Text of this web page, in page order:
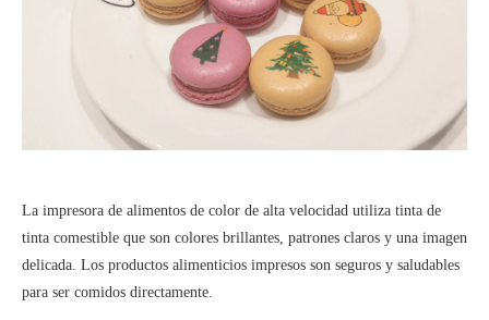
La impresora de alimentos de color de alta velocidad utiliza tinta de
tinta comestible que son colores brillantes, patrones claros y una imagen
delicada. Los productos alimenticios impresos son seguros y saludables
para ser comidos directamente.